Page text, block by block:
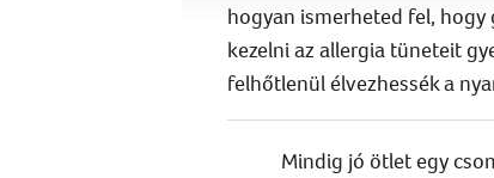
hogyan ismerheted fel, hogy
kezelni az allergia tüneteit
felhőtlenül élvezhessék a
Mindig jó ötlet egy